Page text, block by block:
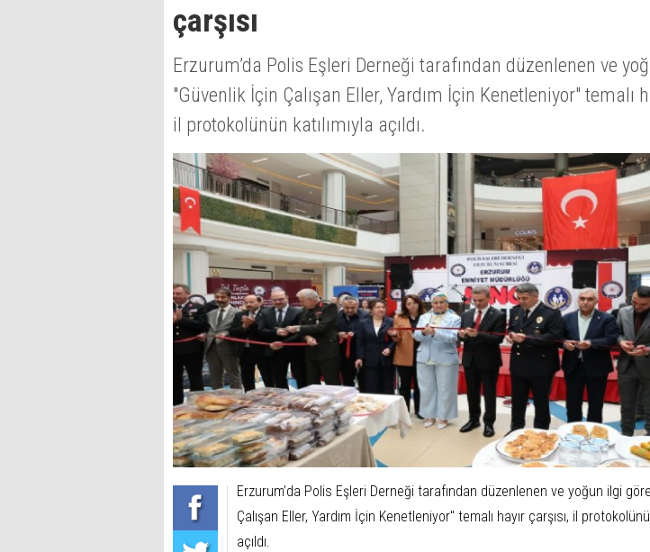
çarşısı
Erzurum’da Polis Eşleri Derneği tarafından düzenlenen ve
"Güvenlik İçin Çalışan Eller, Yardım İçin Kenetleniyor" temalı
il protokolünün katılımıyla açıldı.
Erzurum’da Polis Eşleri Derneği tarafından düzenlenen ve yoğun ilgi
Çalışan Eller, Yardım İçin Kenetleniyor" temalı hayır çarşısı, il
açıldı.